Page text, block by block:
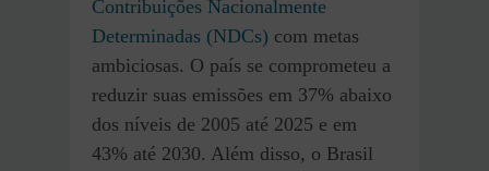
Contribuições Nacionalmente
Determinadas (NDCs) com metas
ambiciosas. O país se comprometeu a
reduzir suas emissões em 37% abaixo
dos níveis de 2005 até 2025 e em
43% até 2030. Além disso, o Brasil